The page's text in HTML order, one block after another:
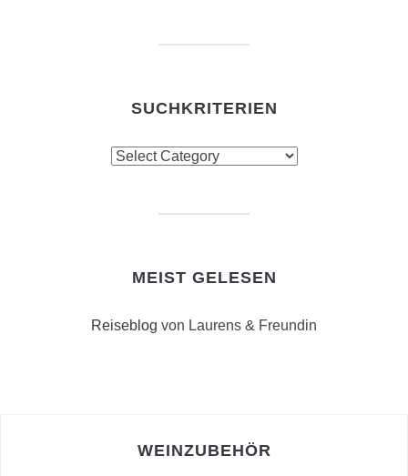
SUCHKRITERIEN
MEIST GELESEN
Reiseblog von Laurens & Freundin
WEINZUBEHÖR